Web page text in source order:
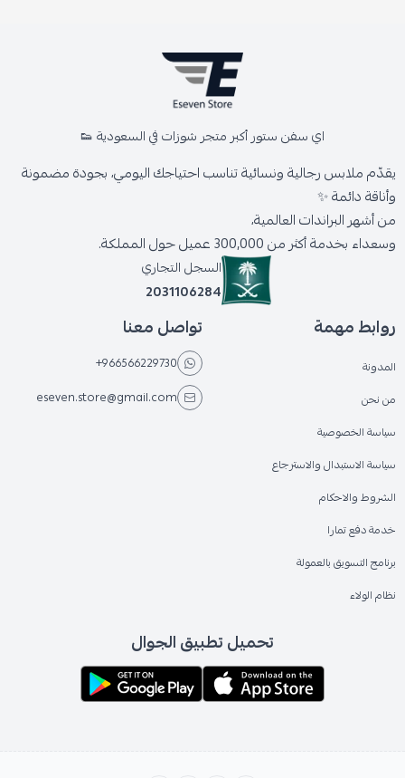
اي سفن ستور أكبر متجر شوزات في السعودية 👟
يقدّم ملابس رجالية ونسائية تناسب احتياجك اليومي، بجودة مضمونة
وأناقة دائمة ✨
من أشهر البراندات العالمية،
وسعداء بخدمة أكثر من 300,000 عميل حول المملكة.
السجل التجاري
2031106284
روابط مهمة
المدونة
من نحن
سياسة الخصوصية
سياسة الاستبدال والاسترجاع
الشروط والاحكام
خدمة دفع تمارا
برنامج التسويق بالعمولة
نظام الولاء
تواصل معنا
+966566229730
eseven.store@gmail.com
تحميل تطبيق الجوال